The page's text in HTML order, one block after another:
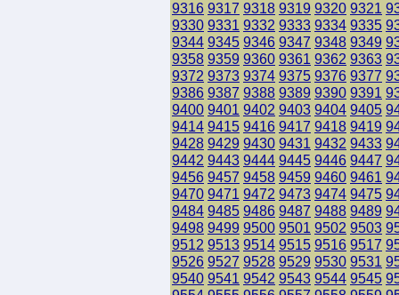
9316 9317 9318 9319 9320 9321
9330 9331 9332 9333 9334 9335
9344 9345 9346 9347 9348 9349
9358 9359 9360 9361 9362 9363
9372 9373 9374 9375 9376 9377
9386 9387 9388 9389 9390 9391
9400 9401 9402 9403 9404 9405
9414 9415 9416 9417 9418 9419
9428 9429 9430 9431 9432 9433
9442 9443 9444 9445 9446 9447
9456 9457 9458 9459 9460 9461
9470 9471 9472 9473 9474 9475
9484 9485 9486 9487 9488 9489
9498 9499 9500 9501 9502 9503
9512 9513 9514 9515 9516 9517
9526 9527 9528 9529 9530 9531
9540 9541 9542 9543 9544 9545